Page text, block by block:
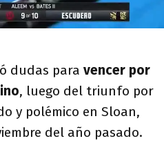
dudas para vencer por
, luego del triunfo por
y polémico en Sloan,
del año pasado.